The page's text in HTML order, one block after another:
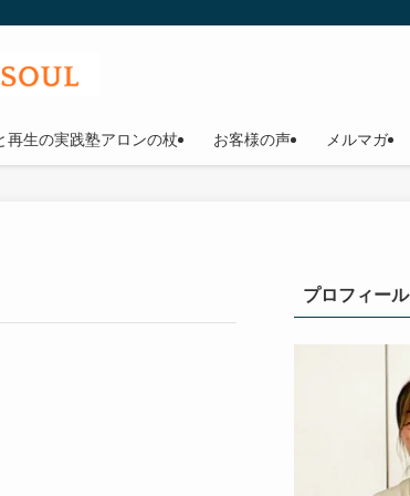
再生の実践塾アロンの杖 お客様の声 メルマガ
プロフィール